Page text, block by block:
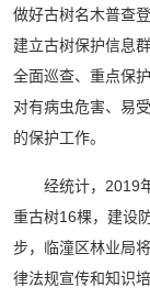
做好古树名木普查
建立古树保护信息
全面巡查、重点保
对有病虫危害、易
的保护工作。
经统计，2019年
重古树16棵，建设
步，临潼区林业局
律法规宣传和知识